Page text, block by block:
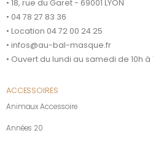
• 18, rue du Garet - 69001 LYON
• 04 78 27 83 36
• Location 04 72 00 24 25
• infos@au-bal-masque.fr
• Ouvert du lundi au samedi de 10h à
ACCESSOIRES
Animaux Accessoire
Années 20